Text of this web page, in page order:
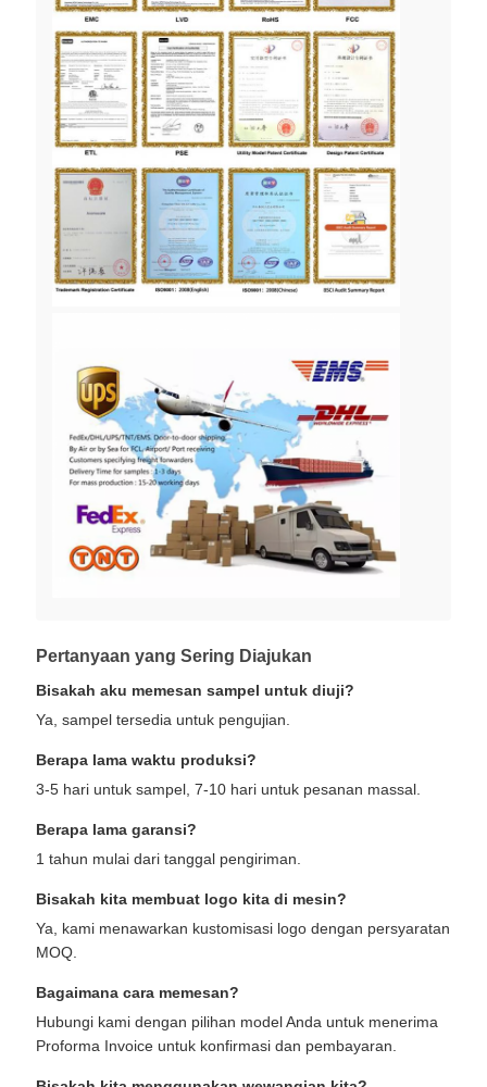
Pertanyaan yang Sering Diajukan
Bisakah aku memesan sampel untuk diuji?
Ya, sampel tersedia untuk pengujian.
Berapa lama waktu produksi?
3-5 hari untuk sampel, 7-10 hari untuk pesanan massal.
Berapa lama garansi?
1 tahun mulai dari tanggal pengiriman.
Bisakah kita membuat logo kita di mesin?
Ya, kami menawarkan kustomisasi logo dengan persyaratan
MOQ.
Bagaimana cara memesan?
Hubungi kami dengan pilihan model Anda untuk menerima
Proforma Invoice untuk konfirmasi dan pembayaran.